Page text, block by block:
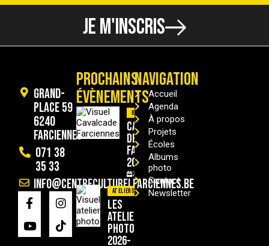
JE M'INSCRIS
Grand-
Place 59
6240
Farciennes
071 38
35 33
info@centreculturelfarciennes.be
PROCHAINS
ÉVÈNEMENTS
Divers
Cavalcade
de
Farciennes
2026
29/08/2026
Ateliers
Les
ateliers
photo
2026-
NAVIGATION
Accueil
Agenda
À propos
Projets
Écoles
Albums
photo
Contact
Newsletter